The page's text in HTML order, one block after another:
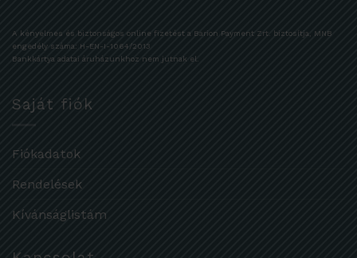
A kényelmes és biztonságos online fizetést a Barion Payment Zrt. biztosítja, MNB
engedély száma: H-EN-I-1064/2013
Bankkártya adatai áruházunkhoz nem jutnak el.
Saját fiók
Fiókadatok
Rendelések
Kívánságlistám